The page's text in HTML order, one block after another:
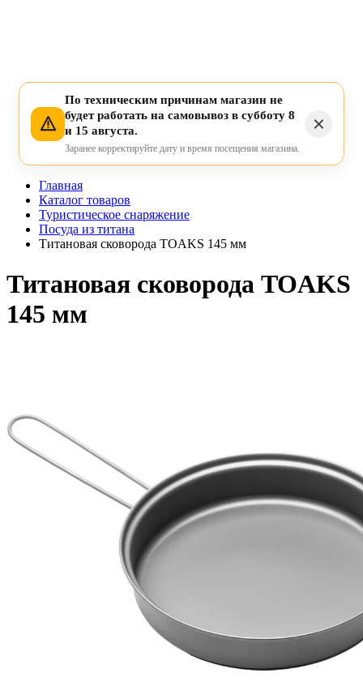
По техническим причинам магазин не
будет работать на самовывоз в субботу 8
и 15 августа.
Заранее корректируйте дату и время посещения магазина.
Главная
Каталог товаров
Туристическое снаряжение
Посуда из титана
Титановая сковорода TOAKS 145 мм
Титановая сковорода TOAKS
145 мм